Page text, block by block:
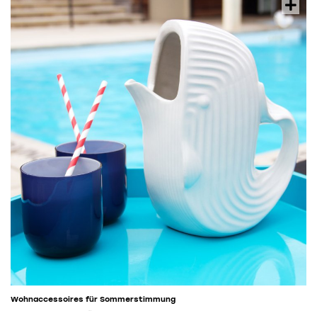
Wohnaccessoires für Sommerstimmung